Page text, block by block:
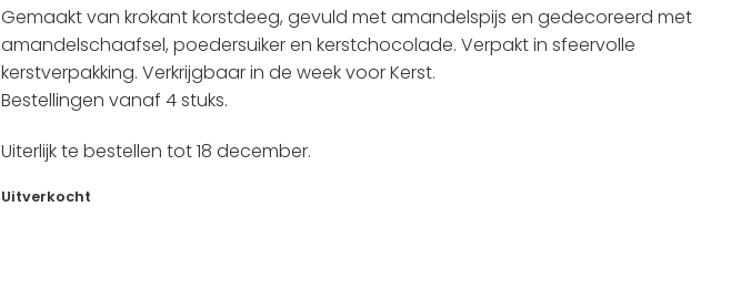
Gemaakt van krokant korstdeeg, gevuld met amandelspijs en gedecoreerd met
amandelschaafsel, poedersuiker en kerstchocolade. Verpakt in sfeervolle
kerstverpakking. Verkrijgbaar in de week voor Kerst.
Bestellingen vanaf 4 stuks.
Uiterlijk te bestellen tot 18 december.
Uitverkocht